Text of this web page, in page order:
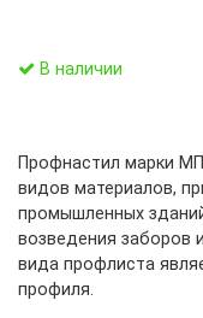
В наличии
Профнастил марки
видов материалов,
промышленных
возведения заборов
вида профлиста
профиля.